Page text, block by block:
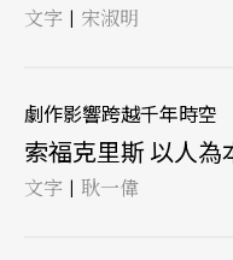
文字 | 宋淑明
劇作影響跨越千年時空
索福克里斯 以人為
文字 | 耿一偉